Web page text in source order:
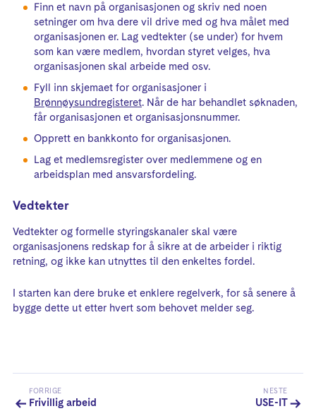
Finn et navn på organisasjonen og skriv ned noen
setninger om hva dere vil drive med og hva målet med
organisasjonen er. Lag vedtekter (se under) for hvem
som kan være medlem, hvordan styret velges, hva
organisasjonen skal arbeide med osv.
Fyll inn skjemaet for organisasjoner i
Brønnøysundregisteret. Når de har behandlet søknaden,
får organisasjonen et organisasjonsnummer.
Opprett en bankkonto for organisasjonen.
Lag et medlemsregister over medlemmene og en
arbeidsplan med ansvarsfordeling.
Vedtekter
Vedtekter og formelle styringskanaler skal være
organisasjonens redskap for å sikre at de arbeider i riktig
retning, og ikke kan utnyttes til den enkeltes fordel.
I starten kan dere bruke et enklere regelverk, for så senere å
bygge dette ut etter hvert som behovet melder seg.
NESTE
USE-IT
FORRIGE
Frivillig arbeid